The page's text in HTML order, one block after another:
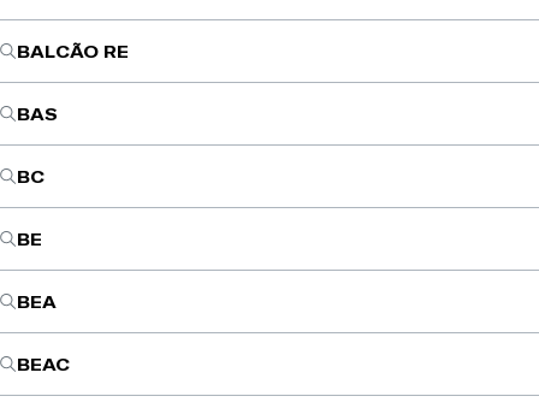
BALCÃO RE
BAS
BC
BE
BEA
BEAC